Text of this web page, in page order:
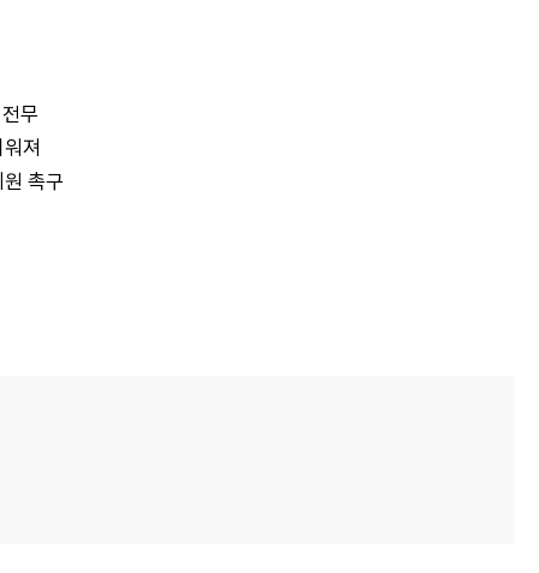
무
져
촉구